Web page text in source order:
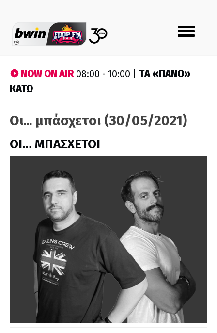
Toggle
navigation
NOW ON AIR08:00 - 10:00 | ΤA «ΠΑΝΟ»
ΚΑΤΩ
Οι... μπάσχετοι (30/05/2021)
ΟΙ… ΜΠΑΣΧΕΤΟΙ